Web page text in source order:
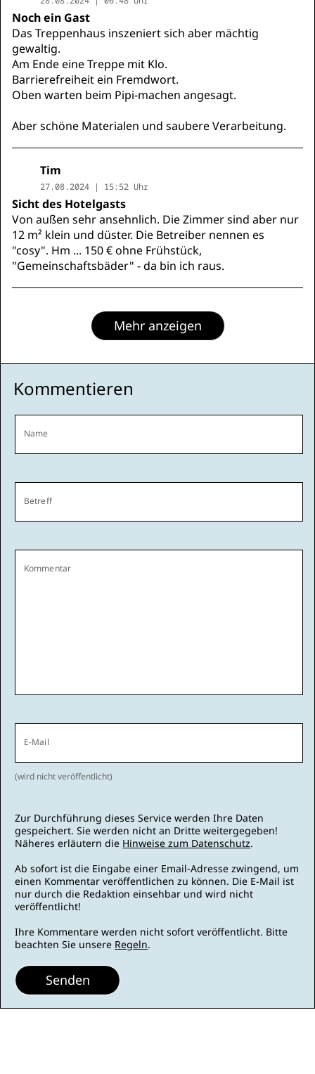
Noch ein Gast
Das Treppenhaus inszeniert sich aber mächtig
gewaltig.
Am Ende eine Treppe mit Klo.
Barrierefreiheit ein Fremdwort.
Oben warten beim Pipi-machen angesagt.
Aber schöne Materialen und saubere Verarbeitung.
Tim
27.08.2024 | 15:52 Uhr
Sicht des Hotelgasts
Von außen sehr ansehnlich. Die Zimmer sind aber nur
12 m² klein und düster. Die Betreiber nennen es
"cosy". Hm ... 150 € ohne Frühstück,
"Gemeinschaftsbäder" - da bin ich raus.
Mehr anzeigen
Kommentieren
Name
Betreff
Kommentar
E-Mail
(wird nicht veröffentlicht)
Zur Durchführung dieses Service werden Ihre Daten
gespeichert. Sie werden nicht an Dritte weitergegeben!
Näheres erläutern die Hinweise zum Datenschutz.
Ab sofort ist die Eingabe einer Email-Adresse zwingend, um
einen Kommentar veröffentlichen zu können. Die E-Mail ist
nur durch die Redaktion einsehbar und wird nicht
veröffentlicht!
Ihre Kommentare werden nicht sofort veröffentlicht. Bitte
beachten Sie unsere Regeln.
Senden